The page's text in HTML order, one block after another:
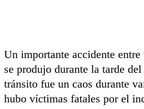
Un importante accidente
se produjo durante la tarde
tránsito fue un caos durante
hubo víctimas fatales por el